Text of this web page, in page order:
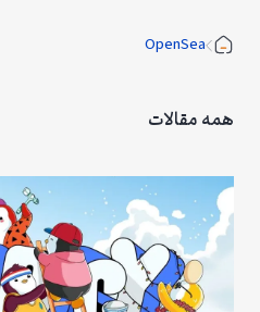
OpenSea
همه مقالات